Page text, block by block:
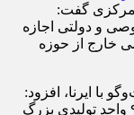
مرکزی گفت:
و دولتی اجازه
خارج از حوزه
با ایرنا، افزود:
نامه‌ای از سوی استانداری مرکزی خطاب به ۹ واحد تولیدی بزرگ